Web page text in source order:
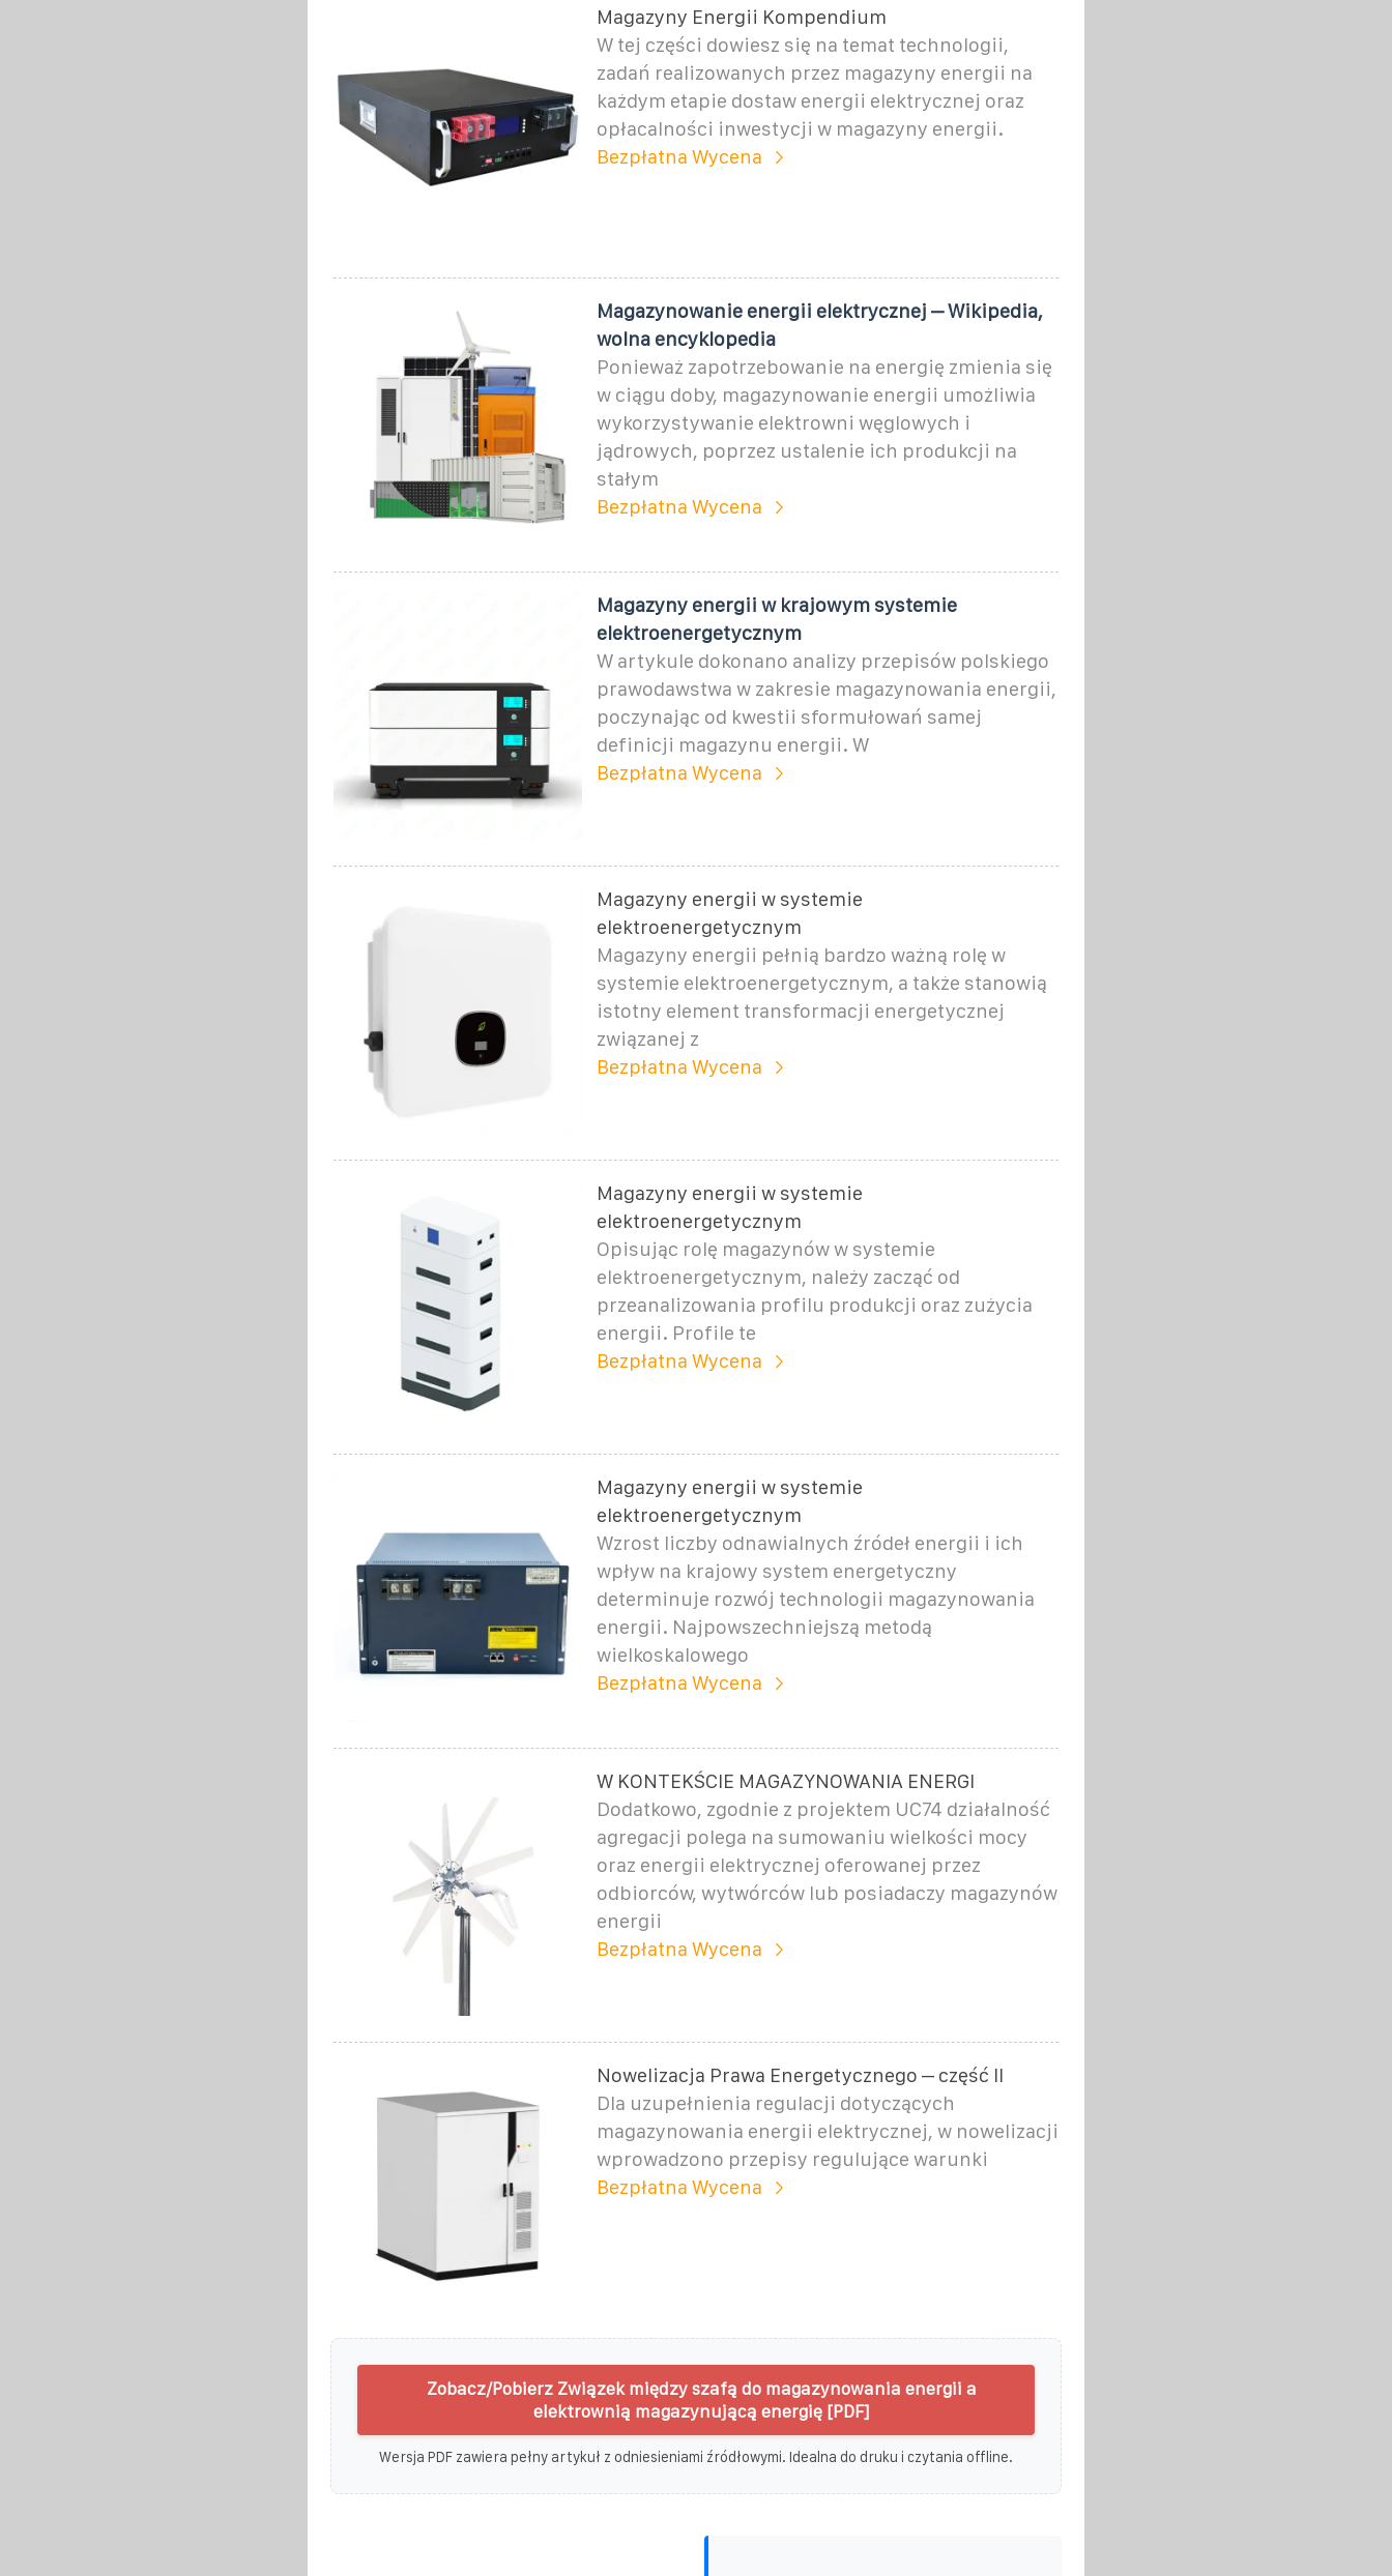
Magazyny Energii Kompendium
W tej części dowiesz się na temat technologii,
zadań realizowanych przez magazyny energii na
każdym etapie dostaw energii elektrycznej oraz
opłacalności inwestycji w magazyny energii.
Bezpłatna Wycena
Magazynowanie energii elektrycznej – Wikipedia,
wolna encyklopedia
Ponieważ zapotrzebowanie na energię zmienia się
w ciągu doby, magazynowanie energii umożliwia
wykorzystywanie elektrowni węglowych i
jądrowych, poprzez ustalenie ich produkcji na
stałym
Bezpłatna Wycena
Magazyny energii w krajowym systemie
elektroenergetycznym
W artykule dokonano analizy przepisów polskiego
prawodawstwa w zakresie magazynowania energii,
poczynając od kwestii sformułowań samej
definicji magazynu energii. W
Bezpłatna Wycena
Magazyny energii w systemie
elektroenergetycznym
Magazyny energii pełnią bardzo ważną rolę w
systemie elektroenergetycznym, a także stanowią
istotny element transformacji energetycznej
związanej z
Bezpłatna Wycena
Magazyny energii w systemie
elektroenergetycznym
Opisując rolę magazynów w systemie
elektroenergetycznym, należy zacząć od
przeanalizowania profilu produkcji oraz zużycia
energii. Profile te
Bezpłatna Wycena
Magazyny energii w systemie
elektroenergetycznym
Wzrost liczby odnawialnych źródeł energii i ich
wpływ na krajowy system energetyczny
determinuje rozwój technologii magazynowania
energii. Najpowszechniejszą metodą
wielkoskalowego
Bezpłatna Wycena
W KONTEKŚCIE MAGAZYNOWANIA ENERGI
Dodatkowo, zgodnie z projektem UC74 działalność
agregacji polega na sumowaniu wielkości mocy
oraz energii elektrycznej oferowanej przez
odbiorców, wytwórców lub posiadaczy magazynów
energii
Bezpłatna Wycena
Nowelizacja Prawa Energetycznego – część II
Dla uzupełnienia regulacji dotyczących
magazynowania energii elektrycznej, w nowelizacji
wprowadzono przepisy regulujące warunki
Bezpłatna Wycena
Zobacz/Pobierz Związek między szafą do magazynowania energii a
elektrownią magazynującą energię [PDF]
Wersja PDF zawiera pełny artykuł z odniesieniami źródłowymi. Idealna do druku i czytania offline.